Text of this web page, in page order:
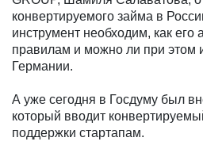
конвертируемого займа в
инструмент необходим, как его
правилам и можно ли при этом
Германии.
А уже сегодня в Госдуму был
который вводит
поддержки стартапам.